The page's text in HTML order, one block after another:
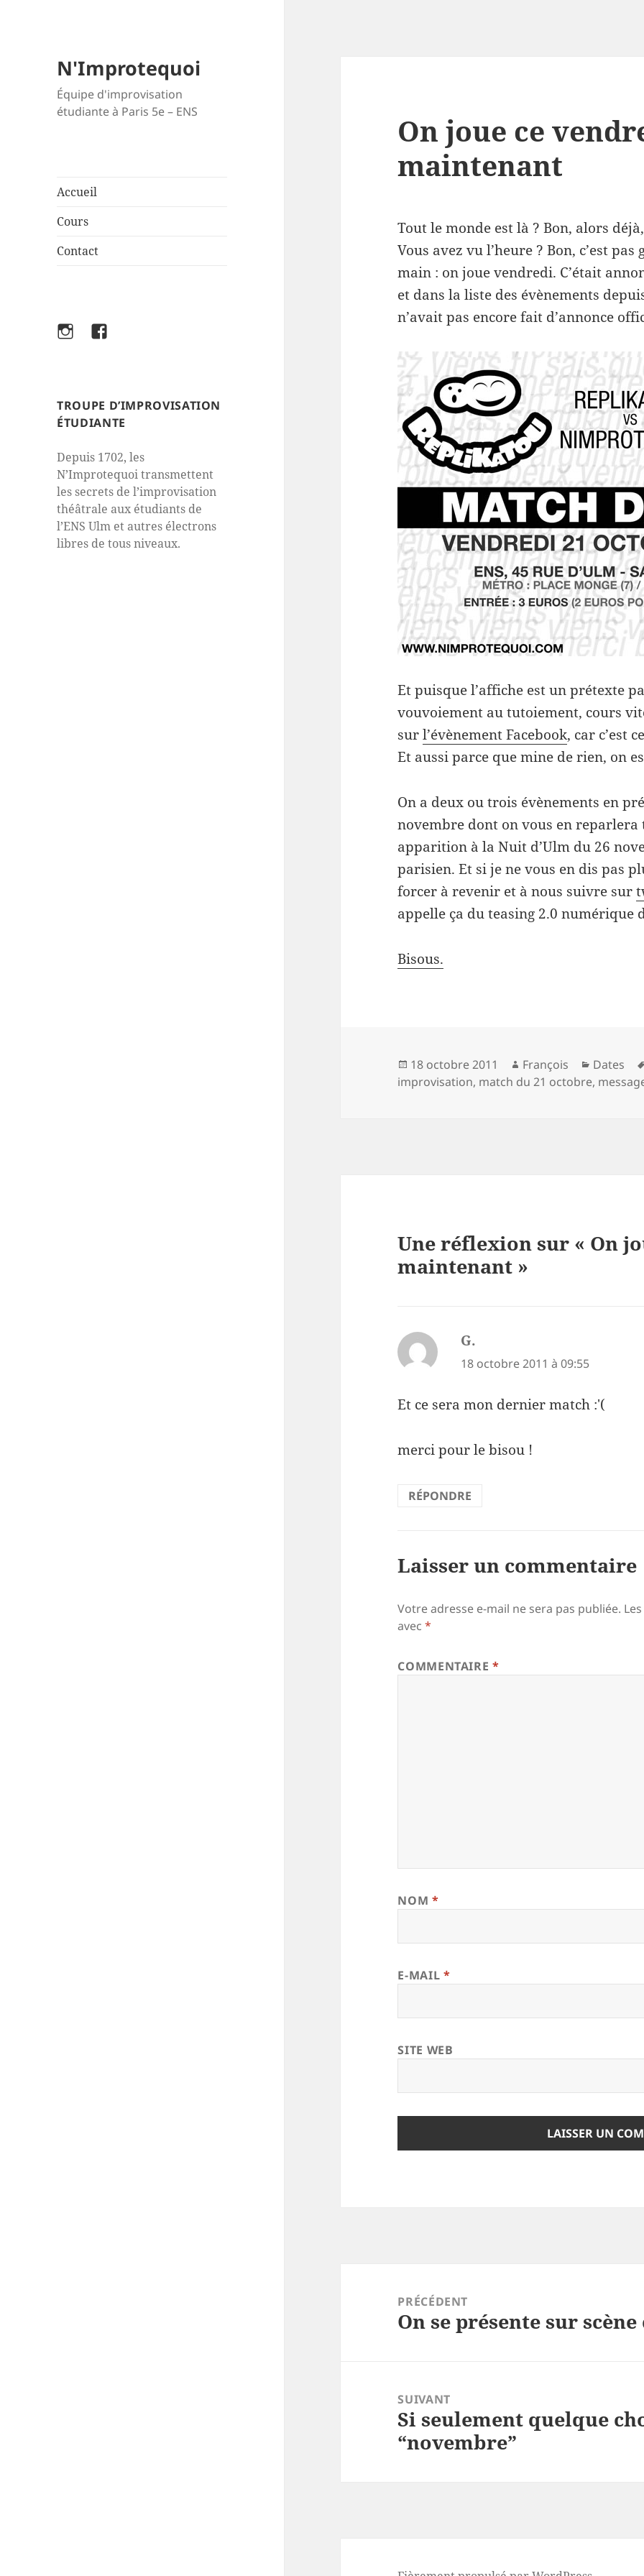
N'Improtequoi
Équipe d'improvisation
étudiante à Paris 5e – ENS
Accueil
Cours
Contact
InstagramFacebook
TROUPE D’IMPROVISATION
ÉTUDIANTE
Depuis 1702, les
N’Improtequoi transmettent
les secrets de l’improvisation
théâtrale aux étudiants de
l’ENS Ulm et autres électrons
libres de tous niveaux.
On joue ce
maintenant
Tout le monde est là ? Bon, alors
Vous avez vu l’heure ? Bon, c’est
main : on joue vendredi. C’était
et dans la liste des évènements
n’avait pas encore fait d’annonce
Et puisque l’affiche est un prétexte
vouvoiement au tutoiement, cours
surl’évènement Facebook, car c’est
Et aussi parce que mine de rien, on
On a deux ou trois évènements en
novembre dont on vous en
apparition à la Nuit d’Ulm du 26
parisien. Et si je ne vous en dis pas
forcer à revenir et à nous suivre sur
appelle ça du teasing 2.0 numérique
Bisous.
Publié
le
18 octobre 2011 Auteur
François Dates
improvisation, match du 21 octobre,
Une réflexion sur « On
maintenant »
G.
18 octobre 2011 à 09:55
Et ce sera mon dernier match :'(
merci pour le bisou !
RÉPONDRE
Laisser un commentaire
Votre adresse e-mail ne sera pas publiée.
avec*
COMMENTAIRE*
NOM *
E-MAIL *
SITE WEB
PRÉCÉDENT
Article
On se présente sur
SUIVANT
Article
suivant :
Si seulement quelque
“novembre”